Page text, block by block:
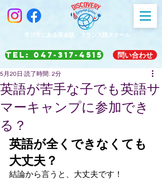
市川市にある英会話・フランス語スクール
TEL: 047-317-4515 問い合わせ
英語が苦手な子でも英語サ
マーキャンプに参加でき
る？
5月20日 読了時間: 2分
英語が全くできなくても
大丈夫？
結論から言うと、大丈夫です！